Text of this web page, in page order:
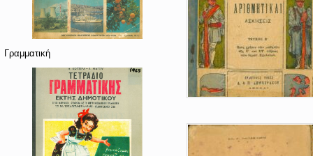
Γραμματική